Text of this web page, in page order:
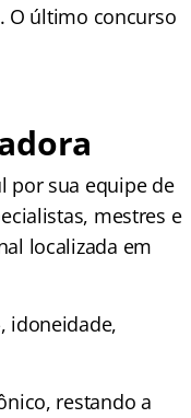
O último concurso
por sua equipe de
mestres e
localizada em
idoneidade,
restando a